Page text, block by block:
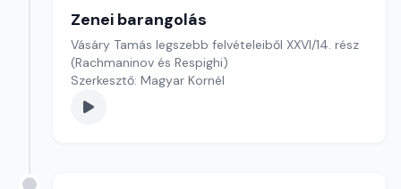
Zenei barangolás
Vásáry Tamás legszebb felvételeiből XXVI/14. rész
(Rachmaninov és Respighi)
Szerkesztő: Magyar Kornél